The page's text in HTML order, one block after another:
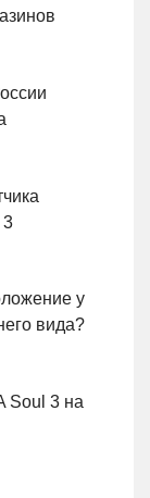
3
у
вида?
Soul 3 на